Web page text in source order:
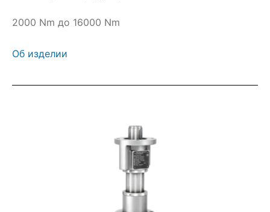
2000 Nm до 16000 Nm
Об изделии